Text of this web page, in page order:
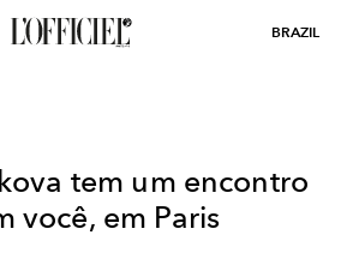
BRAZIL
tem um encontro
você, em Paris